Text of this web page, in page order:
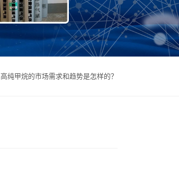
高纯甲烷的市场需求和趋势是怎样的？